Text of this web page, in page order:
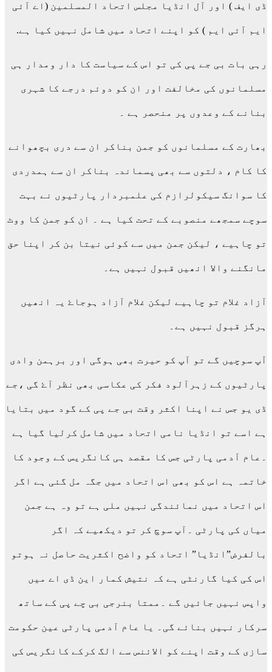
ڈی ایف ) اور آل انڈیا مجلس اتحاد المسلمین (اے آئی
ایم آئی ایم ) کو اپنے اتحاد میں شامل نہیں کیا ہے.
رہی بات بی جے پی کی تو اس کے سیاست کا دار ومدار ہی
مسلمانوں کی مخالفت اور ان کو دوئم درجے کا شہری
بنانے کے وعدوں پر منحصر ہے ۔
بھارت کے مسلمانوں کو جمن بناکر ان سے دری بچھوانے
کا کام ، دلتوں سے بھی پسماندہ بناکر ان سے ہمدردی
کا سوانگ سیکولرازم کی علمبردار پارٹیوں نے بہت
سوچے سمجھے منصوبے کے تحت کیا ہے ۔ ان کو جمن کا ووٹ
تو چاہیے ، لیکن جمن میں سے کوئی نیتا بن کر اپنا حق
مانگنے والا انھیں قبول نہیں ہے۔
آزاد غلام تو چاہیے لیکن غلام آزاد ہوجاۓ یہ انھیں
ہرگز قبول نہیں ہے۔
آپ سوچیں گے تو آپ کو حیرت بھی ہوگی اور برہمن وادی
پارٹیوں کے زہرآلود فکر کی عکاسی بھی نظر آۓ گی ،جے
ڈی یو جس نے اپنا اکثر وقت بی جے پی کے گود میں بتایا
ہے اسے تو انڈیا نامی اتحاد میں شامل کرلیا گیا ہے
۔عام آدمی پارٹی جس کا مقصد ہی کانگریس کے وجود کا
خاتمہ ہے اس کو بھی اس اتحاد میں جگہ مل گئی ہے اگر
اس اتحاد میں نمائندگی نہیں ملی ہے تو وہ ہے جمن
میاں کی پارٹی ۔آپ سوچ کر تو دیکھیے کہ اگر
بالفرض”انڈیا” اتحاد کو واضح اکثریت حاصل نہ ہوتو
اس کی کیا گارنٹی ہے کہ نتیش کمار این ڈی اے میں
واپس نہیں جائیں گے ۔ممتا بنرجی بی چے پی کے ساتھ
سرکار نہیں بنائے گی۔ یا عام آدمی پارٹی عین حکومت
سازی کے وقت اپنے کو الائنس سے الگ کرکے کانگریس کی